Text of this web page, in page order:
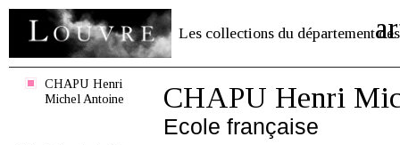
Les collections du département des
CHAPU Henri
Michel Antoine
CHAPU Henri
Ecole française